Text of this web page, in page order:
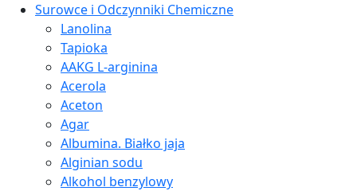
Surowce i Odczynniki Chemiczne
Lanolina
Tapioka
AAKG L-arginina
Acerola
Aceton
Agar
Albumina. Białko jaja
Alginian sodu
Alkohol benzylowy